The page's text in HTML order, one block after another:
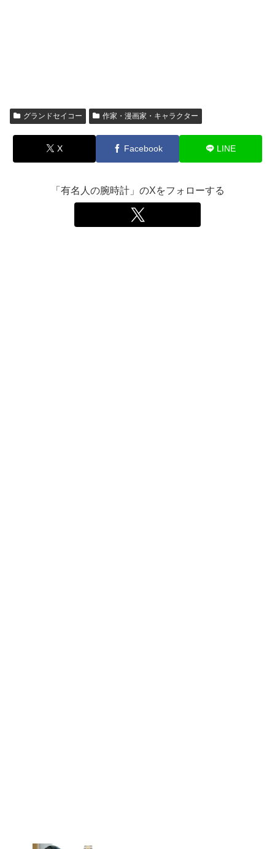
グランドセイコー 作家・漫画家・キャラクター
X Facebook LINE
「有名人の腕時計」のXをフォローする